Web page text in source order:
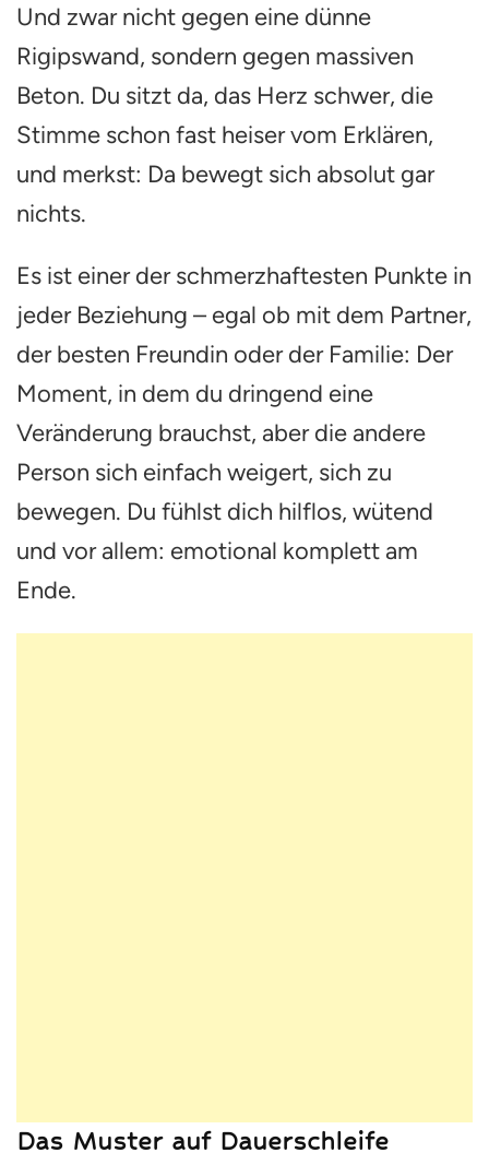
verlorenen
Kampf
zu
kämpfen
Und zwar nicht gegen eine dünne
Rigipswand, sondern gegen massiven
Beton. Du sitzt da, das Herz schwer, die
Stimme schon fast heiser vom Erklären,
und merkst: Da bewegt sich absolut gar
nichts.
Es ist einer der schmerzhaftesten Punkte in
jeder Beziehung – egal ob mit dem Partner,
der besten Freundin oder der Familie: Der
Moment, in dem du dringend eine
Veränderung brauchst, aber die andere
Person sich einfach weigert, sich zu
bewegen. Du fühlst dich hilflos, wütend
und vor allem: emotional komplett am
Ende.
Das Muster auf Dauerschleife